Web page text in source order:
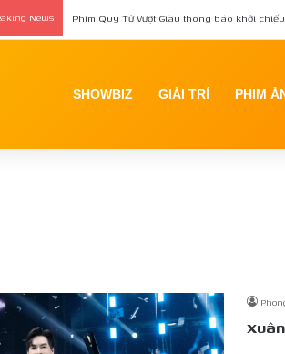
News Phim Quý Tử Vượt Giàu thông báo khởi
SHOWBIZ GIẢI TRÍ PHIM